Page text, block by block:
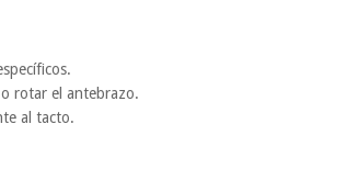
rotar el antebrazo.
al tacto.